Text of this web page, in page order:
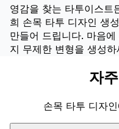
영감을 찾는 타투이스트
희 손목 타투 디자인 생
만들어 드립니다. 마음
지 무제한 변형을 생성하
자
손목 타투 디자